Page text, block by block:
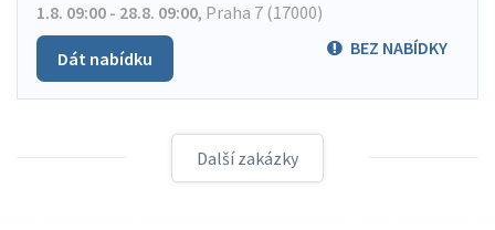
1.8. 09:00 - 28.8. 09:00, Praha 7 (17000)
BEZ NABÍDKY
Dát nabídku
Další zakázky